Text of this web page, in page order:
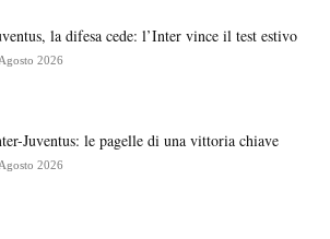
la difesa cede: l’Inter vince il test estivo
2026
Juventus: le pagelle di una vittoria chiave
2026